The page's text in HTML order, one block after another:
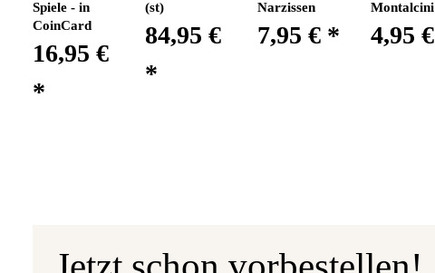
Spiele - in
CoinCard
16,95 €
*
(st)
84,95 €
*
Narzissen
7,95 € *
Montalcini
4,95 €